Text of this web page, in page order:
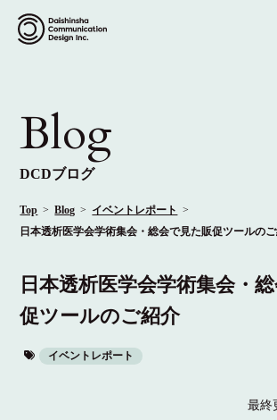
Blog
DCDブログ
Top Blog
イベントレポート
日本透析医学会学術集会・総会で見た販促ツールの
日本透析医学会学術集会・
促ツールのご紹介
イベントレポート
最終